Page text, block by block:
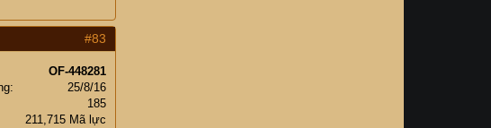
#83
OF-448281
25/8/16
185
211,715 Mã lực